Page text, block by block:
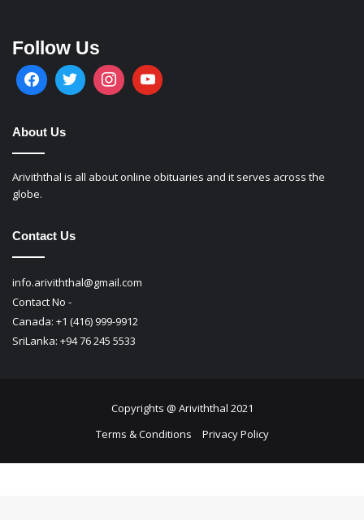
Follow Us
About Us
Ariviththal is all about online obituaries and it serves across the
globe.
Contact Us
info.ariviththal@gmail.com
Contact No -
Canada: +1 (416) 999-9912
SriLanka: +94 76 245 5533
Copyrights @ Ariviththal 2021
Terms & Conditions
Privacy Policy